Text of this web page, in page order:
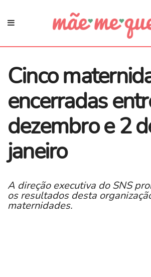
Cinco
encerradas
dezembro e 2
janeiro
A direção executiva do SNS
os resultados desta
maternidades.